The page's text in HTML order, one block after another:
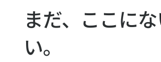
まだ、ここに
い。